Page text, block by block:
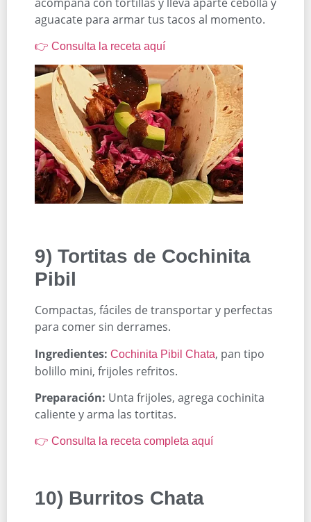
aguacate para armar tus tacos al momento.
👉 Consulta la receta aquí
9) Tortitas de Cochinita
Pibil
Compactas, fáciles de transportar y perfectas
para comer sin derrames.
Ingredientes: Cochinita Pibil Chata, pan tipo
bolillo mini, frijoles refritos.
Preparación: Unta frijoles, agrega cochinita
caliente y arma las tortitas.
👉 Consulta la receta completa aquí
10) Burritos Chata